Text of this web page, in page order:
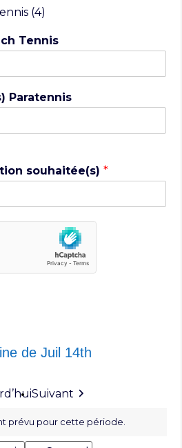
(4)
Tennis
Paratennis
souhaitée(s)*
de Juil 14th
Suivant
prévu pour cette période.